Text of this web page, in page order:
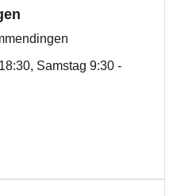
Samstag 9:30 -